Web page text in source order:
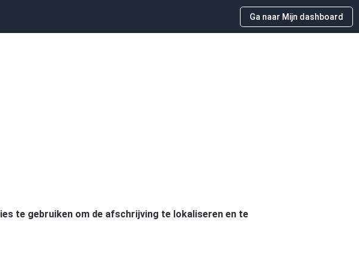
Ga naar Mijn dashboard
te gebruiken om de afschrijving te lokaliseren en te